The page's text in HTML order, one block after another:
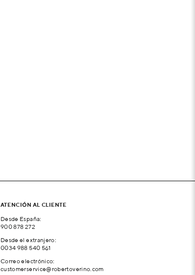
ATENCIÓN AL CLIENTE
Desde España:
900 878 272
Desde el extranjero:
0034 988 540 561
Correo electrónico:
customerservice@robertoverino.com